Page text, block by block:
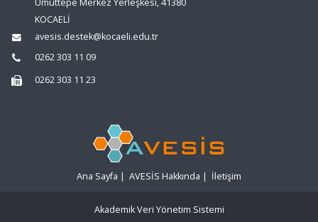
Umuttepe Merkez Yerleşkesi, 41380
KOCAELİ
avesis.destek@kocaeli.edu.tr
0262 303 11 09
0262 303 11 23
Ana Sayfa | AVESİS Hakkında | İletişim
Akademik Veri Yönetim Sistemi